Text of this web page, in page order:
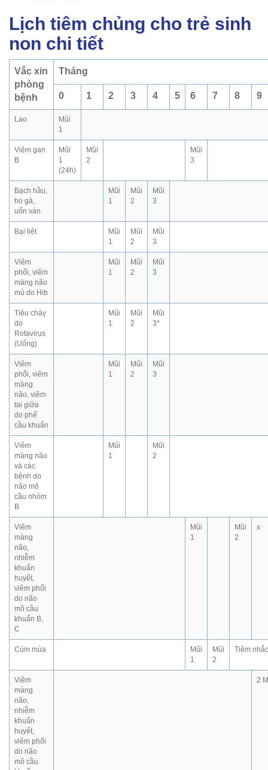
Lịch tiêm chủng cho trẻ sinh
non chi tiết
Vắc xin
phòng
bệnh
Tháng
0 1 2 3 4 5 6 7 8 9
Lao
Mũi
1
Viêm gan
B
Mũi
1
(24h)
Mũi
2
Mũi
3
Bạch hầu,
ho gà,
uốn ván
Mũi
1
Mũi
2
Mũi
3
Bại liệt
Mũi
1
Mũi
2
Mũi
3
Viêm
phổi, viêm
màng não
mủ do Hib
Mũi
1
Mũi
2
Mũi
3
Tiêu chảy
do
Rotavirus
(Uống)
Mũi
1
Mũi
2
Mũi
3*
Viêm
phổi, viêm
màng
não, viêm
tai giữa
do phế
cầu khuẩn
Mũi
1
Mũi
2
Mũi
3
Viêm
màng não
và các
bệnh do
não mô
cầu nhóm
B
Mũi
1
Mũi
2
Viêm
màng
não,
nhiễm
khuẩn
huyết,
viêm phổi
do não
mô cầu
khuẩn B,
C
Mũi
1
Mũi
2
x
Cúm mùa
Mũi
1
Mũi
2
Tiêm
Viêm
màng
não,
nhiễm
khuẩn
huyết,
viêm phổi
do não
mô cầu
2